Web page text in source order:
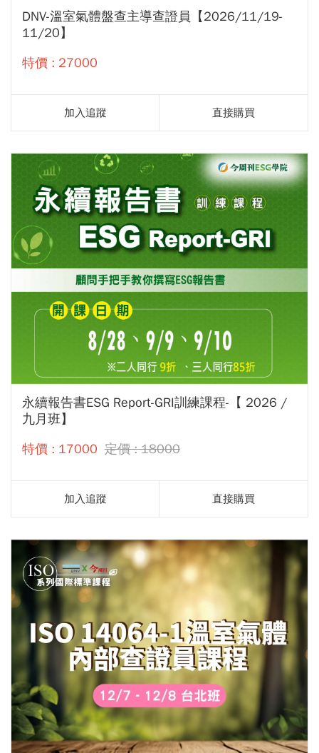
DNV-溫室氣體盤查主導查證員【2026/11/19-
11/20】
特價 : 27000
加入追蹤 直接購買
永續報告書ESG Report-GRI訓練課程-【 2026 /
九月班】
特價 : 17000 定價 : 18000
加入追蹤 直接購買